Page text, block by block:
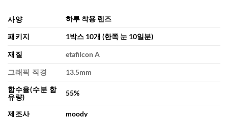
사양 하루 착용 렌즈
패키지 1박스 10개 (한쪽 눈 10일분)
재질 etafilcon A
그래픽 직경
13.5mm
함수율(수분 함
유량)
55%
제조사 moody